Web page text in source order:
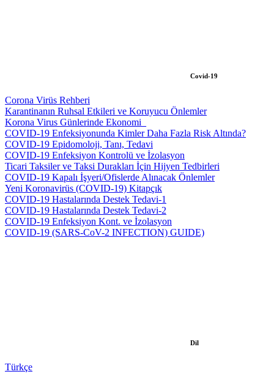
Covid-19
Corona Virüs Rehberi
Karantinanın Ruhsal Etkileri ve Koruyucu Önlemler
Korona Virus Günlerinde Ekonomi_
COVID-19 Enfeksiyonunda Kimler Daha Fazla Risk Altında?
COVID-19 Epidomoloji, Tanı, Tedavi
COVID-19 Enfeksiyon Kontrolü ve İzolasyon
Ticari Taksiler ve Taksi Durakları İçin Hijyen Tedbirleri
COVID-19 Kapalı İşyeri/Ofislerde Alınacak Önlemler
Yeni Koronavirüs (COVID-19) Kitapçık
COVID-19 Hastalarında Destek Tedavi-1
COVID-19 Hastalarında Destek Tedavi-2
COVID-19 Enfeksiyon Kont. ve İzolasyon
COVID-19 (SARS-CoV-2 INFECTION) GUIDE)
Dil
Türkçe